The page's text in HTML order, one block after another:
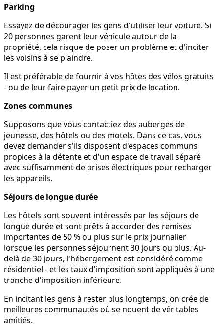
Parking
Essayez de décourager les gens d'utiliser leur voiture. Si
20 personnes garent leur véhicule autour de la
propriété, cela risque de poser un problème et d'inciter
les voisins à se plaindre.
Il est préférable de fournir à vos hôtes des vélos gratuits
- ou de leur faire payer un petit prix de location.
Zones communes
Supposons que vous contactiez des auberges de
jeunesse, des hôtels ou des motels. Dans ce cas, vous
devez demander s'ils disposent d'espaces communs
propices à la détente et d'un espace de travail séparé
avec suffisamment de prises électriques pour recharger
les appareils.
Séjours de longue durée
Les hôtels sont souvent intéressés par les séjours de
longue durée et sont prêts à accorder des remises
importantes de 50 % ou plus sur le prix journalier
lorsque les personnes séjournent 30 jours ou plus. Au-
delà de 30 jours, l'hébergement est considéré comme
résidentiel - et les taux d'imposition sont appliqués à une
tranche d'imposition inférieure.
En incitant les gens à rester plus longtemps, on crée de
meilleures communautés où se nouent de véritables
amitiés.